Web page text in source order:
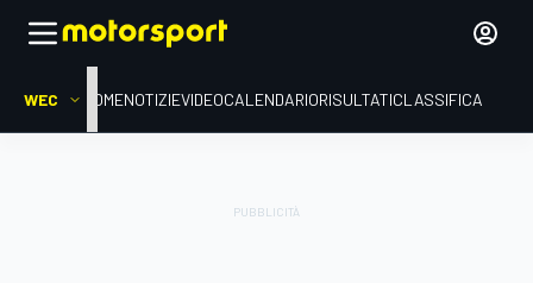
WEC HOMENOTIZIEVIDEOCALENDARIORISULTATICLASSIFICA